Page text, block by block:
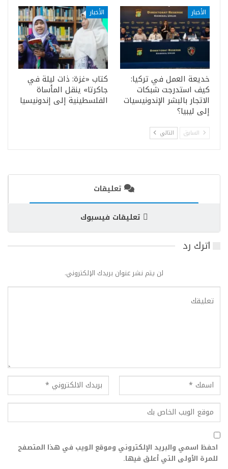
الأخبار
خديعة العمل في تركيا:
كيف استدرجت شبكات
الاتجار بالبشر الإندونيسيات
إلى ليبيا؟
الأخبار
كتاب «غزة: ذات ليلة في
جاكرتا» ينقل المأساة
الفلسطينية إلى إندونيسيا
السابق التالي
تعليقات
تعليقات فيسبوك
اترك رد
لن يتم نشر عنوان بريدك الإلكتروني.
احفظ اسمي والبريد الإلكتروني وموقع الويب في هذا المتصفح
للمرة الأولى التي أعلق فيها.